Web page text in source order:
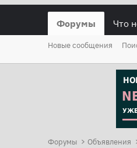
Форумы Что
Новые сообщения
Форумы Объявления